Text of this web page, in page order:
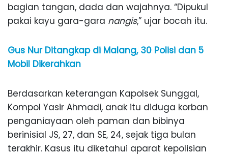
bagian tangan, dada dan wajahnya. “Dipukul
pakai kayu gara-gara nangis,” ujar bocah itu.
Gus Nur Ditangkap di Malang, 30 Polisi dan 5
Mobil Dikerahkan
Berdasarkan keterangan Kapolsek Sunggal,
Kompol Yasir Ahmadi, anak itu diduga korban
penganiayaan oleh paman dan bibinya
berinisial JS, 27, dan SE, 24, sejak tiga bulan
terakhir. Kasus itu diketahui aparat kepolisian